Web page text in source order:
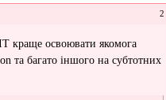
2
краще освоювати якомога
та багато іншого на субтотних